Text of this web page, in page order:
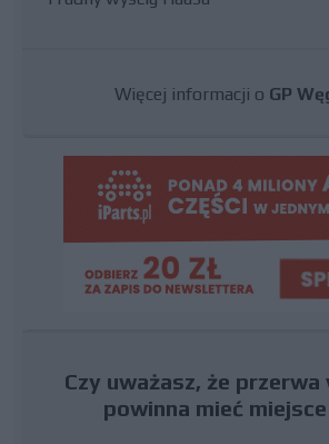
Więcej informacji o GP
Czy uważasz, że przerwa
powinna mieć